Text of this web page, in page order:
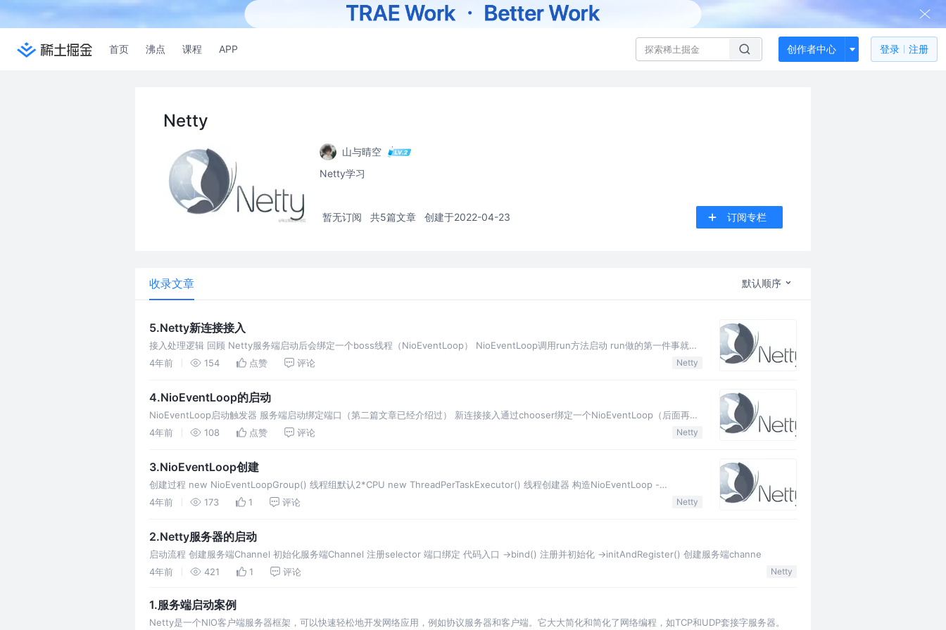
首页 沸点 课程 APP 创作者中心 登录 注册
Netty
山与晴空
Netty学习
暂无订阅 共5篇文章 创建于2022-04-23 订阅专栏
收录文章 默认顺序
5.Netty新连接接入
接入处理逻辑 回顾 Netty服务端启动后会绑定一个boss线程（NioEventLoop） NioEventLoop调用run方法启动 run做的第一件事就是
select IO事件（即accept新
4年前 154 点赞 评论 Netty
4.NioEventLoop的启动
NioEventLoop启动触发器 服务端启动绑定端口（第二篇文章已经介绍过） 新连接接入通过chooser绑定一个NioEventLoop（后面再介
绍） NioEventLoop启动 代码入口 ->
4年前 108 点赞 评论 Netty
3.NioEventLoop创建
创建过程 new NioEventLoopGroup() 线程组默认2*CPU new ThreadPerTaskExecutor() 线程创建器 构造NioEventLoop -
>newChild(
4年前 173 1 评论 Netty
2.Netty服务器的启动
启动流程 创建服务端Channel 初始化服务端Channel 注册selector 端口绑定 代码入口 ->bind() 注册并初始化 ->initAndRegister() 创建服务端channe
4年前
421 1 评论 Netty
1.服务端启动案例
Netty是一个NIO客户端服务器框架，可以快速轻松地开发网络应用，例如协议服务器和客户端。它大大简化和简化了网络编程，如TCP和UDP套接字服务器。